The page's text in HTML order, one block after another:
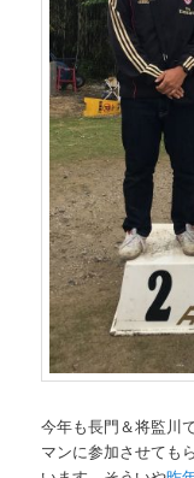
今年も長門＆将監川
マンに参加させても